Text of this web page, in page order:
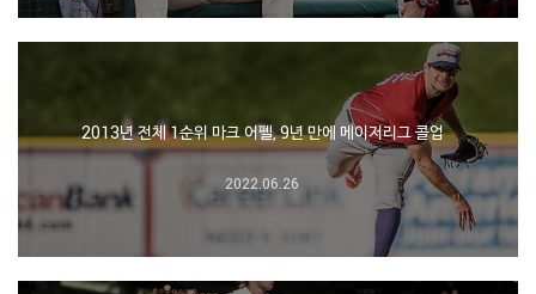
2013년 전체 1순위 마크 어펠, 9년 만에 메이저리그 콜업
2022.06.26